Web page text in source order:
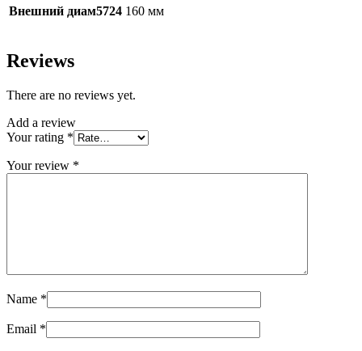
Внешний диам5724 160 мм
Reviews
There are no reviews yet.
Add a review
Your rating *
Your review *
Name *
Email *